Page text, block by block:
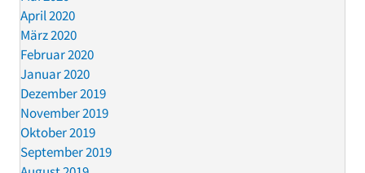
April 2020
März 2020
Februar 2020
Januar 2020
Dezember 2019
November 2019
Oktober 2019
September 2019